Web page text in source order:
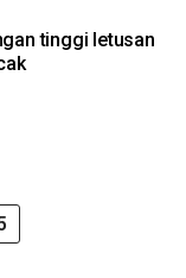
tinggi letusan